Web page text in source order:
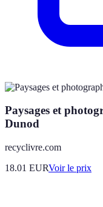
Paysages et
Dunod
recyclivre.com
18.01 EURVoir le prix